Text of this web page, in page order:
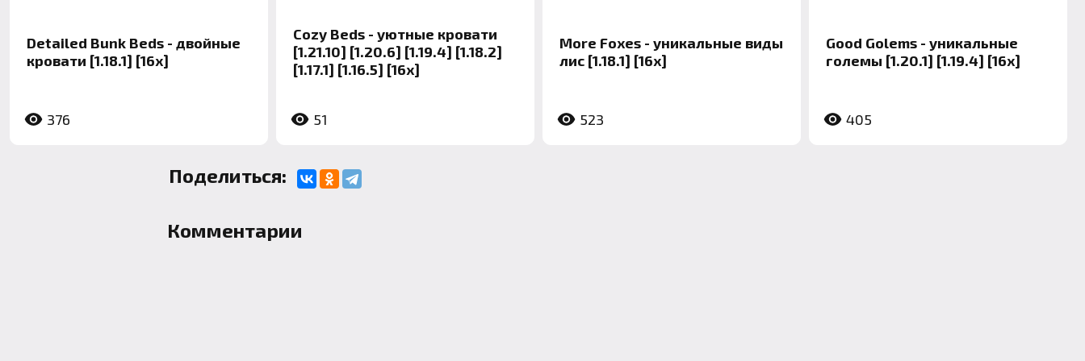
Detailed Bunk Beds - двойные
кровати [1.18.1] [16x]
376
Cozy Beds - уютные кровати
[1.21.10] [1.20.6] [1.19.4] [1.18.2]
[1.17.1] [1.16.5] [16x]
51
More Foxes - уникальные виды
лис [1.18.1] [16x]
523
Good Golems - уникальные
големы [1.20.1] [1.19.4] [16x]
405
Поделиться:
Комментарии